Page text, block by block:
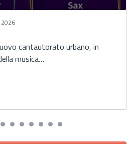
2026
cantautorato urbano, in
musica…